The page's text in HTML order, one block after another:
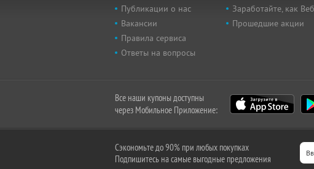
Публикации о нас
Вакансии
Правила сервиса
Ответы на вопросы
Заработайте, как
Прошедшие акции
Все наши купоны доступны
через Мобильное Приложение:
Сэкономьте до 90% при любых покупках
Подпишитесь на самые выгодные предложения